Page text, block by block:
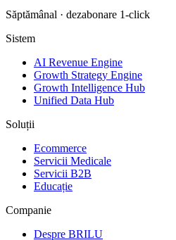
Săptămânal · dezabonare 1-click
Sistem
AI Revenue Engine
Growth Strategy Engine
Growth Intelligence Hub
Unified Data Hub
Soluții
Ecommerce
Servicii Medicale
Servicii B2B
Educație
Companie
Despre BRILU